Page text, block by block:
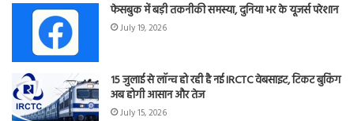
फेसबुक में बड़ी तकनीकी समस्या, दुनिया भर के यूजर्स परेशान
July 19, 2026
15 जुलाई से लॉन्च हो रही है नई IRCTC वेबसाइट, टिकट बुकिंग
अब होगी आसान और तेज
July 15, 2026